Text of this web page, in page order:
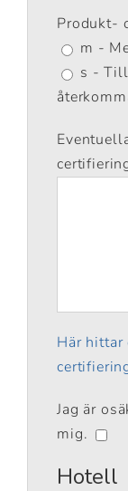
Produkt-
m -
s -
Här
Jag är
mig.
Hotell